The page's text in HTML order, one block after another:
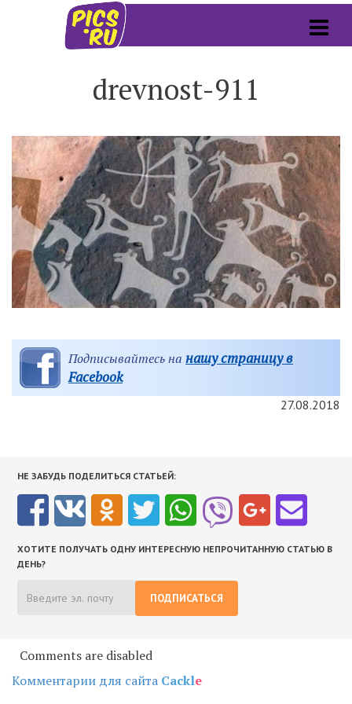
drevnost-911
Подписывайтесь на нашу страницу в
Facebook
27.08.2018
НЕ ЗАБУДЬ ПОДЕЛИТЬСЯ СТАТЬЕЙ:
ХОТИТЕ ПОЛУЧАТЬ ОДНУ ИНТЕРЕСНУЮ НЕПРОЧИТАННУЮ СТАТЬЮ В
ДЕНЬ?
ПОДПИСАТЬСЯ
Comments are disabled
Комментарии для сайта Cackle